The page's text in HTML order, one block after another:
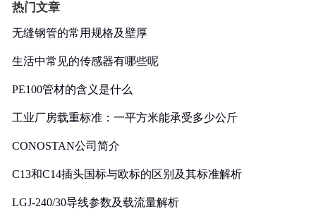
热门文章
无缝钢管的常用规格及壁厚
生活中常见的传感器有哪些呢
PE100管材的含义是什么
工业厂房载重标准：一平方米能承受多少公斤
CONOSTAN公司简介
C13和C14插头国标与欧标的区别及其标准解析
LGJ-240/30导线参数及载流量解析